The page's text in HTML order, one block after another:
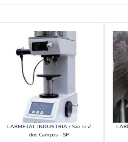
LABMETAL INDUSTRIA / São José
dos Campos - SP